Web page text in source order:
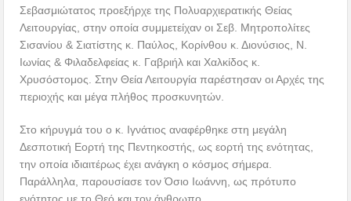
Σεβασμιώτατος προεξήρχε της Πολυαρχιερατικής Θείας
Λειτουργίας, στην οποία συμμετείχαν οι Σεβ. Μητροπολίτες
Σισανίου & Σιατίστης κ. Παύλος, Κορίνθου κ. Διονύσιος, Ν.
Ιωνίας & Φιλαδελφείας κ. Γαβριήλ και Χαλκίδος κ.
Χρυσόστομος. Στην Θεία Λειτουργία παρέστησαν οι Αρχές της
περιοχής και μέγα πλήθος προσκυνητών.
Στο κήρυγμά του ο κ. Ιγνάτιος αναφέρθηκε στη μεγάλη
Δεσποτική Εορτή της Πεντηκοστής, ως εορτή της ενότητας,
την οποία ιδιαιτέρως έχει ανάγκη ο κόσμος σήμερα.
Παράλληλα, παρουσίασε τον Όσιο Ιωάννη, ως πρότυπο
ενότητος με το Θεό και τον άνθρωπο.